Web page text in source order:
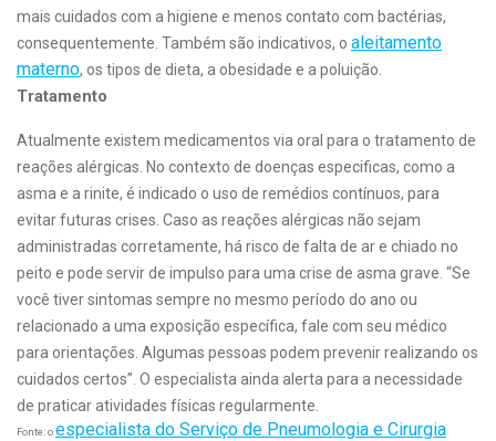
mais cuidados com a higiene e menos contato com bactérias,
consequentemente. Também são indicativos, o aleitamento
materno, os tipos de dieta, a obesidade e a poluição.
Tratamento
Atualmente existem medicamentos via oral para o tratamento de
reações alérgicas. No contexto de doenças especificas, como a
asma e a rinite, é indicado o uso de remédios contínuos, para
evitar futuras crises. Caso as reações alérgicas não sejam
administradas corretamente, há risco de falta de ar e chiado no
peito e pode servir de impulso para uma crise de asma grave. “Se
você tiver sintomas sempre no mesmo período do ano ou
relacionado a uma exposição específica, fale com seu médico
para orientações. Algumas pessoas podem prevenir realizando os
cuidados certos”. O especialista ainda alerta para a necessidade
de praticar atividades físicas regularmente.
Fonte: oespecialista do Serviço de Pneumologia e Cirurgia